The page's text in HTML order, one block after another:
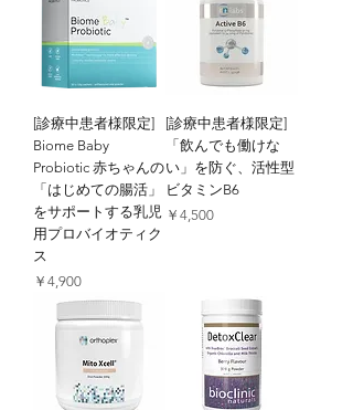
[診療中患者様限定]
Biome Baby
Probiotic 赤ちゃんの
「はじめての腸活」
をサポートする乳児
用プロバイオティク
ス
価格
￥4,900
[診療中患者様限定]
「飲んでも働けな
い」を防ぐ、活性型
ビタミンB6
価格
￥4,500